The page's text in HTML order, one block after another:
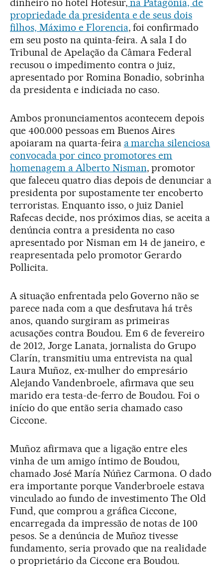
propriedade da presidenta e de seus dois
filhos, Máximo e Florencia, foi confirmado
em seu posto na quinta-feira. A sala I do
Tribunal de Apelação da Câmara Federal
recusou o impedimento contra o juiz,
apresentado por Romina Bonadio, sobrinha
da presidenta e indiciada no caso.
Ambos pronunciamentos acontecem depois
que 400.000 pessoas em Buenos Aires
apoiaram na quarta-feira a marcha silenciosa
convocada por cinco promotores em
homenagem a Alberto Nisman, promotor
que faleceu quatro dias depois de denunciar a
presidenta por supostamente ter encoberto
terroristas. Enquanto isso, o juiz Daniel
Rafecas decide, nos próximos dias, se aceita a
denúncia contra a presidenta no caso
apresentado por Nisman em 14 de janeiro, e
reapresentada pelo promotor Gerardo
Pollicita.
A situação enfrentada pelo Governo não se
parece nada com a que desfrutava há três
anos, quando surgiram as primeiras
acusações contra Boudou. Em 6 de fevereiro
de 2012, Jorge Lanata, jornalista do Grupo
Clarín, transmitiu uma entrevista na qual
Laura Muñoz, ex-mulher do empresário
Alejando Vandenbroele, afirmava que seu
marido era testa-de-ferro de Boudou. Foi o
início do que então seria chamado caso
Ciccone.
Muñoz afirmava que a ligação entre eles
vinha de um amigo íntimo de Boudou,
chamado José María Núñez Carmona. O dado
era importante porque Vanderbroele estava
vinculado ao fundo de investimento The Old
Fund, que comprou a gráfica Ciccone,
encarregada da impressão de notas de 100
pesos. Se a denúncia de Muñoz tivesse
fundamento, seria provado que na realidade
o proprietário da Ciccone era Boudou.